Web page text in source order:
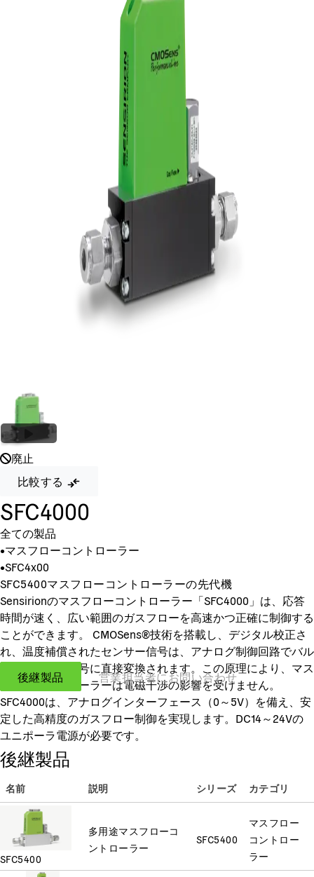
廃止
比較する
SFC4000
全ての製品
•マスフローコントローラー
•SFC4x00
SFC5400マスフローコントローラーの先代機
Sensirionのマスフローコントローラー「SFC4000」は、応答
時間が速く、広い範囲のガスフローを高速かつ正確に制御する
ことができます。 CMOSens®技術を搭載し、デジタル校正さ
れ、温度補償されたセンサー信号は、アナログ制御回路でバル
ブを制御する信号に直接変換されます。この原理により、マス
フローコントローラーは電磁干渉の影響を受けません。
SFC4000は、アナログインターフェース（0～5V）を備え、安
定した高精度のガスフロー制御を実現します。DC14～24Vの
ユニポーラ電源が必要です。
後継製品 営業担当者にお問い合わせ
後継製品
名前 説明 シリーズ カテゴリ
SFC5400
多用途マスフローコ
ントローラー
SFC5400
マスフロー
コントロー
ラー